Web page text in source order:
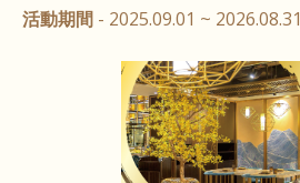
活動期間 - 2025.09.01 ~ 2026.08.31